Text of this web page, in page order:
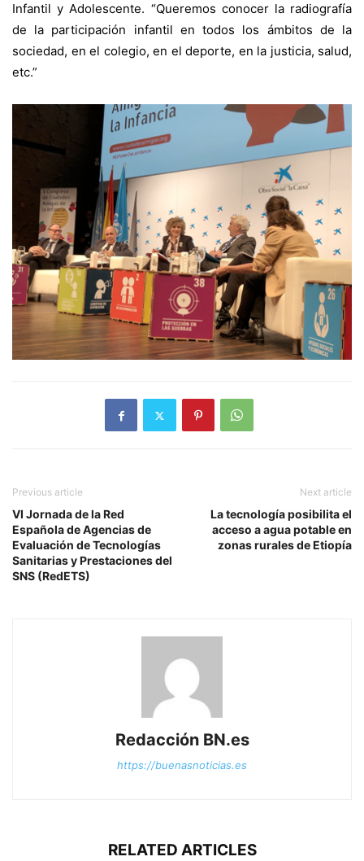
Infantil y Adolescente. “Queremos conocer la radiografía
de la participación infantil en todos los ámbitos de la
sociedad, en el colegio, en el deporte, en la justicia, salud,
etc.”
Previous article
VI Jornada de la Red
Española de Agencias de
Evaluación de Tecnologías
Sanitarias y Prestaciones del
SNS (RedETS)
Next article
La tecnología posibilita el
acceso a agua potable en
zonas rurales de Etiopía
Redacción BN.es
https://buenasnoticias.es
RELATED ARTICLES